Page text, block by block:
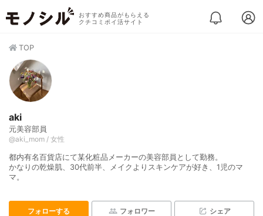
おすすめ商品がもらえる
クチコミポイ活サイト
TOP
aki
元美容部員
@aki_mom / 女性
都内有名百貨店にて某化粧品メーカーの美容部員として勤務。
かなりの乾燥肌、30代前半、メイクよりスキンケアが好き、1児のマ
マ。
フォローする フォロワー シェア